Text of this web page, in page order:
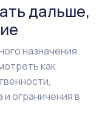
дальше,
назначения
как
ограничения в